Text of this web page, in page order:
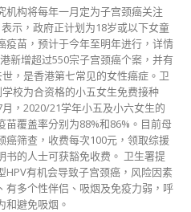
10 月
一年一度的香港金融科技周将
政司司长陈茂波今日（16日）
科技周将发布有关虚拟资产在
特区政府的愿景和策略、监管
资产的取态，以及为把握虚拟
目。 陈茂波指，政策宣言将清
展示我们推动香港发展成国际
球资产业界一同探索金融创新
基础研究、人才培养、创科产
的成绩，整个创科环境及氛围
效渐见；但从前瞻部署角度来
和补足的环节。陈茂波表示，
科发展制订蓝图，明确发展的